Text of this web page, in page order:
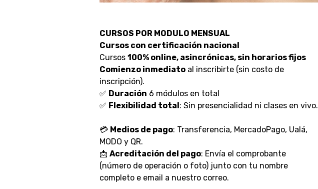
CURSOS POR MODULO MENSUAL
Cursos con certificación nacional
Cursos 100% online, asincrónicas, sin horarios fijos
Comienzo inmediato al inscribirte (sin costo de
inscripción).
✅ Duración 6 módulos en total
✅ Flexibilidad total: Sin presencialidad ni clases en vivo.
💳 Medios de pago: Transferencia, MercadoPago, Ualá,
MODO y QR.
📩 Acreditación del pago: Envía el comprobante
(número de operación o foto) junto con tu nombre
completo e email a nuestro correo.